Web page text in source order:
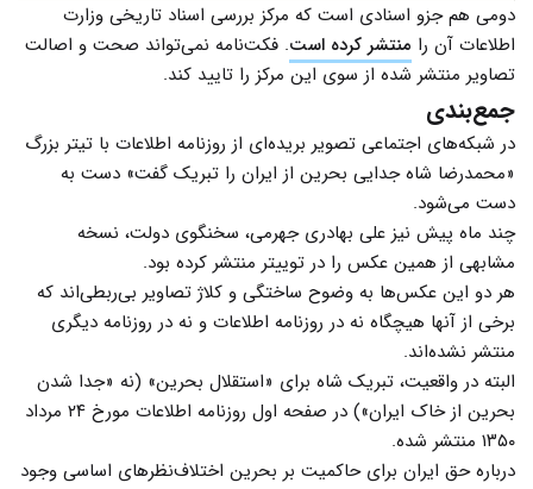
دومی هم جزو اسنادی است که مرکز بررسی اسناد تاریخی وزارت
اطلاعات آن را منتشر کرده است. فکت‌نامه نمی‌تواند صحت و اصالت
تصاویر منتشر شده از سوی این مرکز را تایید کند.
جمع‌بندی
در شبکه‌‌های اجتماعی تصویر بریده‌ای از روزنامه‌ اطلاعات با تیتر بزرگ
«محمدرضا شاه جدایی بحرین از ایران را تبریک گفت» دست به
دست می‌شود.
چند ماه پیش نیز علی بهادری جهرمی، سخنگوی دولت، نسخه
مشابهی از همین عکس را در توییتر منتشر کرده بود.
هر دو این عکس‌ها به وضوح ساختگی و کلاژ تصاویر بی‌ربطی‌اند که
برخی از آنها هیچگاه نه در روزنامه اطلاعات و نه در روزنامه دیگری
منتشر نشده‌اند.
البته در واقعیت، تبریک شاه برای «استقلال بحرین» (نه «جدا شدن
بحرین از خاک ایران») در صفحه اول روزنامه اطلاعات مورخ ۲۴ مرداد
۱۳۵۰ منتشر شده.
درباره حق ایران برای حاکمیت بر بحرین اختلاف‌نظرهای اساسی وجود